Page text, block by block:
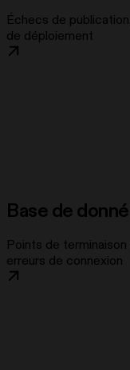
Échecs de
de déploiement
Base de
Points de
erreurs de connexion